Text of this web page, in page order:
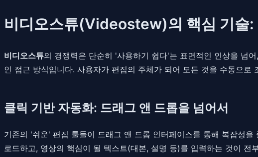
비디오스튜(Videostew)의 핵심 기술:
비디오스튜의 경쟁력은 단순히 '사용하기 쉽다'는 표면적인 인상을 넘
인 접근 방식입니다. 사용자가 편집의 주체가 되어 모든 것을 수동으
클릭 기반 자동화: 드래그 앤 드롭을 넘어서
기존의 '쉬운' 편집 툴들이 드래그 앤 드롭 인터페이스를 통해 복잡성
로드하고, 영상의 핵심이 될 텍스트(대본, 설명 등)를 입력하는 것이 전